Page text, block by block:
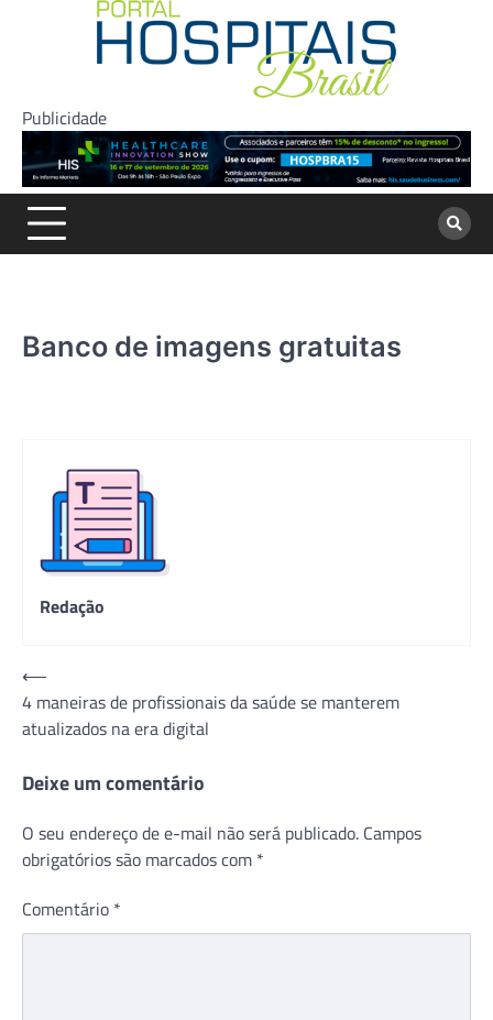
Publicidade
Banco de imagens gratuitas
Redação
Navegação
de
Post
⟵
4 maneiras de profissionais da saúde se manterem
atualizados na era digital
Deixe um comentário
O seu endereço de e-mail não será publicado. Campos
obrigatórios são marcados com *
Comentário *